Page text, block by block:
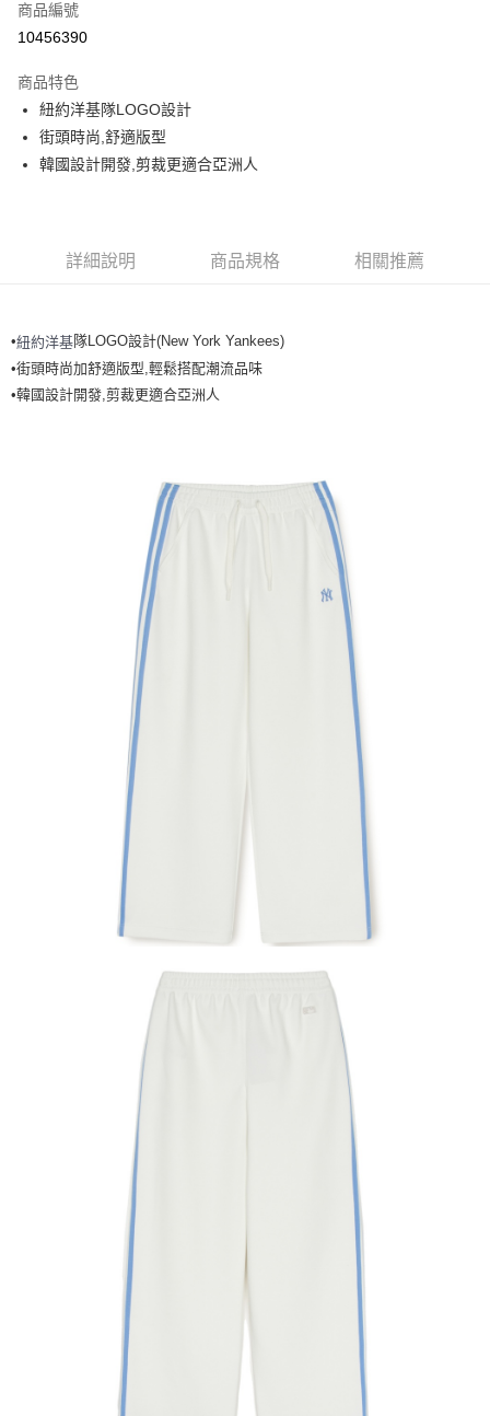
超商取貨付款
Apple Pay
街口支付
全家取貨付款<未取貨列黑名單/不支援離島取退>
全家取貨<不支援離島取退>
每筆NT$60，滿NT$499(含以上)免運費
7-11取貨<不支援離島取退>
每筆NT$60，滿NT$499(含以上)免運費
每筆NT$80，滿NT$699(含以上)免運費
商品編號
10456390
商品特色
紐約洋基隊LOGO設計
街頭時尚,舒適版型
韓國設計開發,剪裁更適合亞洲人
詳細說明 商品規格 相關推薦
•紐約洋基隊LOGO設計(New York Yankees)
•街頭時尚加舒適版型,輕鬆搭配潮流品味
•韓國設計開發,剪裁更適合亞洲人